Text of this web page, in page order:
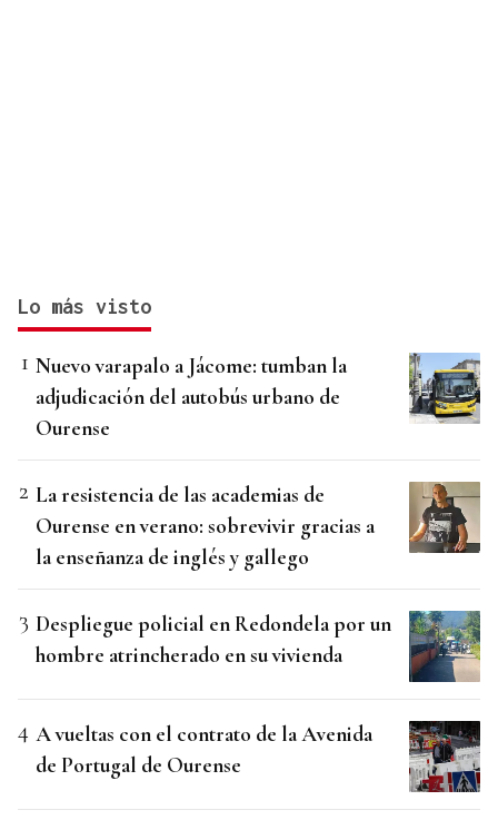
Lo más visto
Nuevo varapalo a Jácome: tumban la
adjudicación del autobús urbano de
Ourense
La resistencia de las academias de
Ourense en verano: sobrevivir gracias a
la enseñanza de inglés y gallego
Despliegue policial en Redondela por un
hombre atrincherado en su vivienda
A vueltas con el contrato de la Avenida
de Portugal de Ourense